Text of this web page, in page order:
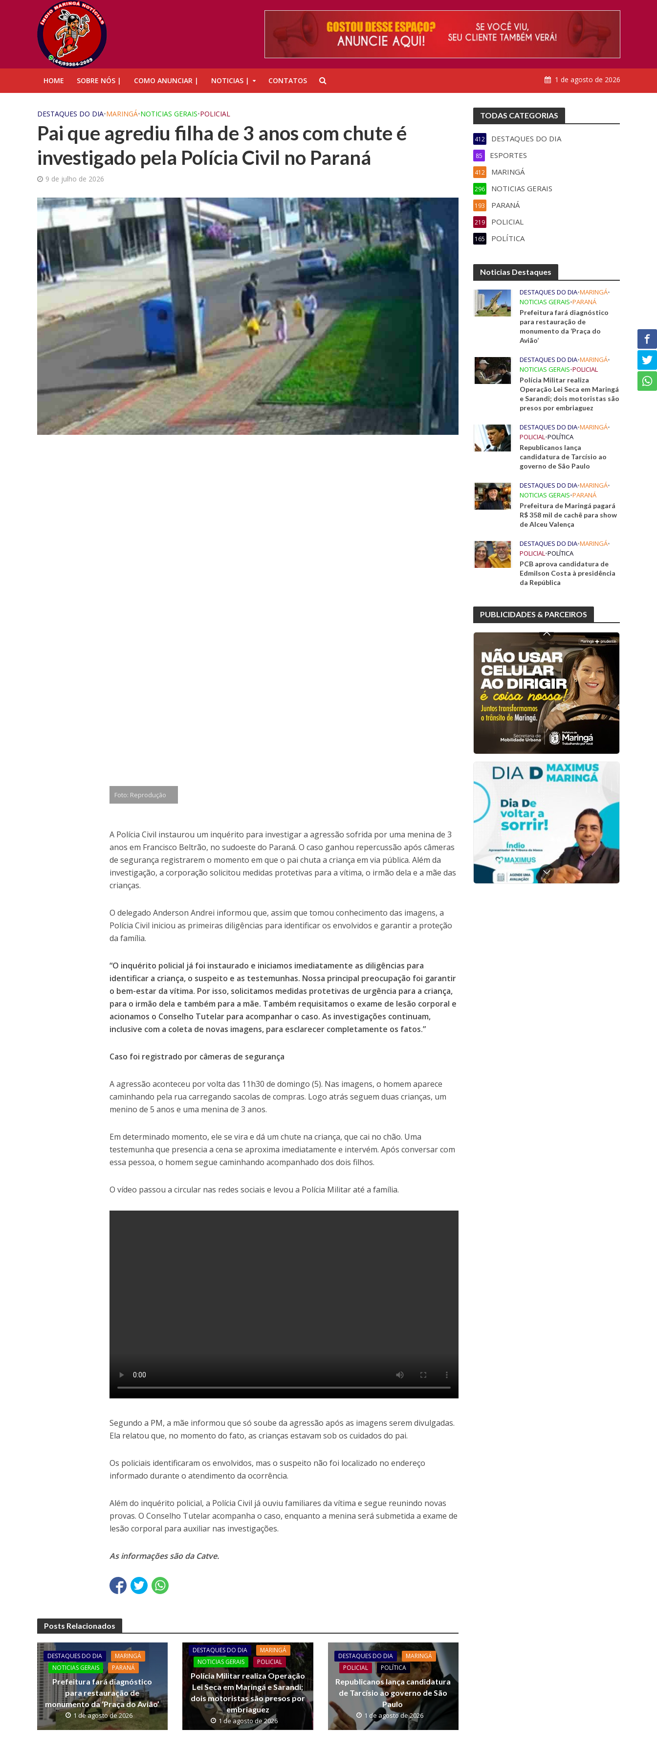
HOME SOBRE NÓS | COMO ANUNCIAR | NOTICIAS | CONTATOS 1 de agosto de 2026
DESTAQUES DO DIA•MARINGÁ•NOTICIAS GERAIS•POLICIAL
Pai que agrediu filha de 3 anos com chute é
investigado pela Polícia Civil no Paraná
9 de julho de 2026
Foto: Reprodução
A Polícia Civil instaurou um inquérito para investigar a agressão sofrida por uma menina de 3
anos em Francisco Beltrão, no sudoeste do Paraná. O caso ganhou repercussão após câmeras
de segurança registrarem o momento em que o pai chuta a criança em via pública. Além da
investigação, a corporação solicitou medidas protetivas para a vítima, o irmão dela e a mãe das
crianças.
O delegado Anderson Andrei informou que, assim que tomou conhecimento das imagens, a
Polícia Civil iniciou as primeiras diligências para identificar os envolvidos e garantir a proteção
da família.
“O inquérito policial já foi instaurado e iniciamos imediatamente as diligências para
identificar a criança, o suspeito e as testemunhas. Nossa principal preocupação foi garantir
o bem-estar da vítima. Por isso, solicitamos medidas protetivas de urgência para a criança,
para o irmão dela e também para a mãe. Também requisitamos o exame de lesão corporal e
acionamos o Conselho Tutelar para acompanhar o caso. As investigações continuam,
inclusive com a coleta de novas imagens, para esclarecer completamente os fatos.”
Caso foi registrado por câmeras de segurança
A agressão aconteceu por volta das 11h30 de domingo (5). Nas imagens, o homem aparece
caminhando pela rua carregando sacolas de compras. Logo atrás seguem duas crianças, um
menino de 5 anos e uma menina de 3 anos.
Em determinado momento, ele se vira e dá um chute na criança, que cai no chão. Uma
testemunha que presencia a cena se aproxima imediatamente e intervém. Após conversar com
essa pessoa, o homem segue caminhando acompanhado dos dois filhos.
O vídeo passou a circular nas redes sociais e levou a Polícia Militar até a família.
Segundo a PM, a mãe informou que só soube da agressão após as imagens serem divulgadas.
Ela relatou que, no momento do fato, as crianças estavam sob os cuidados do pai.
Os policiais identificaram os envolvidos, mas o suspeito não foi localizado no endereço
informado durante o atendimento da ocorrência.
Além do inquérito policial, a Polícia Civil já ouviu familiares da vítima e segue reunindo novas
provas. O Conselho Tutelar acompanha o caso, enquanto a menina será submetida a exame de
lesão corporal para auxiliar nas investigações.
As informações são da Catve.
Posts Relacionados
DESTAQUES DO DIA
MARINGÁ
NOTICIAS GERAIS
PARANÁ
Prefeitura fará diagnóstico
para restauração de
monumento da ‘Praça do Avião’
1 de agosto de 2026
DESTAQUES DO DIA
MARINGÁ
NOTICIAS GERAIS
POLICIAL
Polícia Militar realiza Operação
Lei Seca em Maringá e Sarandi;
dois motoristas são presos por
embriaguez
1 de agosto de 2026
DESTAQUES DO DIA
MARINGÁ
POLICIAL
POLÍTICA
Republicanos lança candidatura
de Tarcísio ao governo de São
Paulo
1 de agosto de 2026
TODAS CATEGORIAS
DESTAQUES DO DIA
412
ESPORTES
85
MARINGÁ
412
NOTICIAS GERAIS
296
PARANÁ
193
POLICIAL
219
POLÍTICA
165
Noticias Destaques
DESTAQUES DO DIA•MARINGÁ•
NOTICIAS GERAIS•PARANÁ
Prefeitura fará diagnóstico
para restauração de
monumento da ‘Praça do
Avião’
DESTAQUES DO DIA•MARINGÁ•
NOTICIAS GERAIS•POLICIAL
Polícia Militar realiza
Operação Lei Seca em Maringá
e Sarandi; dois motoristas são
presos por embriaguez
DESTAQUES DO DIA•MARINGÁ•
POLICIAL•POLÍTICA
Republicanos lança
candidatura de Tarcísio ao
governo de São Paulo
DESTAQUES DO DIA•MARINGÁ•
NOTICIAS GERAIS•PARANÁ
Prefeitura de Maringá pagará
R$ 358 mil de cachê para show
de Alceu Valença
DESTAQUES DO DIA•MARINGÁ•
POLICIAL•POLÍTICA
PCB aprova candidatura de
Edmilson Costa à presidência
da República
PUBLICIDADES & PARCEIROS